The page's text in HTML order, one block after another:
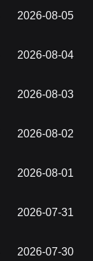
2026-08-05
2026-08-04
2026-08-03
2026-08-02
2026-08-01
2026-07-31
2026-07-30